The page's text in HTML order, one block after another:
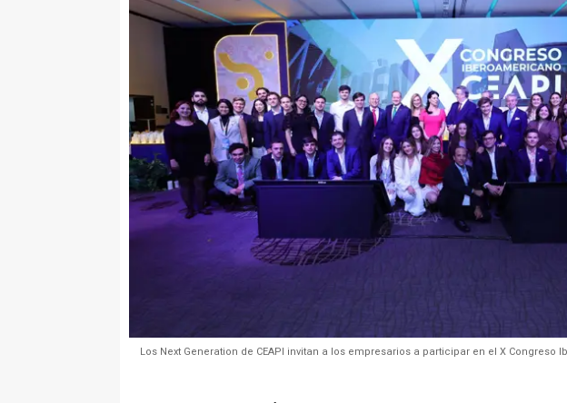
Los Next Generation de CEAPI invitan a los empresarios a participar en el X Congreso